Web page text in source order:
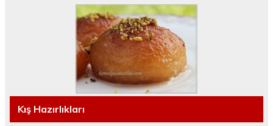
Kış Hazırlıkları